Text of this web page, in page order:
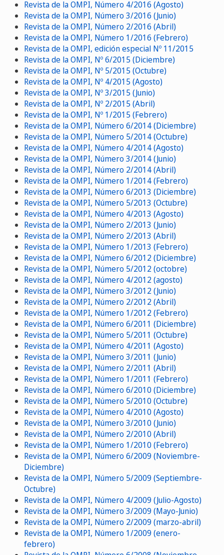
Revista de la OMPI, Número 4/2016 (Agosto)
Revista de la OMPI, Número 3/2016 (Junio)
Revista de la OMPI, Número 2/2016 (Abril)
Revista de la OMPI, Número 1/2016 (Febrero)
Revista de la OMPI, edición especial Nº 11/2015
Revista de la OMPI, Nº 6/2015 (Diciembre)
Revista de la OMPI, Nº 5/2015 (Octubre)
Revista de la OMPI, Nº 4/2015 (Agosto)
Revista de la OMPI, Nº 3/2015 (Junio)
Revista de la OMPI, Nº 2/2015 (Abril)
Revista de la OMPI, Nº 1/2015 (Febrero)
Revista de la OMPI, Número 6/2014 (Diciembre)
Revista de la OMPI, Número 5/2014 (Octubre)
Revista de la OMPI, Número 4/2014 (Agosto)
Revista de la OMPI, Número 3/2014 (Junio)
Revista de la OMPI, Número 2/2014 (Abril)
Revista de la OMPI, Número 1/2014 (Febrero)
Revista de la OMPI, Número 6/2013 (Diciembre)
Revista de la OMPI, Número 5/2013 (Octubre)
Revista de la OMPI, Número 4/2013 (Agosto)
Revista de la OMPI, Número 2/2013 (Junio)
Revista de la OMPI, Número 2/2013 (Abril)
Revista de la OMPI, Número 1/2013 (Febrero)
Revista de la OMPI, Número 6/2012 (Diciembre)
Revista de la OMPI, Número 5/2012 (octobre)
Revista de la OMPI, Número 4/2012 (agosto)
Revista de la OMPI, Número 3/2012 (Junio)
Revista de la OMPI, Número 2/2012 (Abril)
Revista de la OMPI, Número 1/2012 (Febrero)
Revista de la OMPI, Número 6/2011 (Diciembre)
Revista de la OMPI, Número 5/2011 (Octubre)
Revista de la OMPI, Número 4/2011 (Agosto)
Revista de la OMPI, Número 3/2011 (Junio)
Revista de la OMPI, Número 2/2011 (Abril)
Revista de la OMPI, Número 1/2011 (Febrero)
Revista de la OMPI, Número 6/2010 (Diciembre)
Revista de la OMPI, Número 5/2010 (Octubre)
Revista de la OMPI, Número 4/2010 (Agosto)
Revista de la OMPI, Número 3/2010 (Junio)
Revista de la OMPI, Número 2/2010 (Abril)
Revista de la OMPI, Número 1/2010 (Febrero)
Revista de la OMPI, Número 6/2009 (Noviembre-
Diciembre)
Revista de la OMPI, Número 5/2009 (Septiembre-
Octubre)
Revista de la OMPI, Número 4/2009 (Julio-Agosto)
Revista de la OMPI, Número 3/2009 (Mayo-Junio)
Revista de la OMPI, Número 2/2009 (marzo-abril)
Revista de la OMPI, Número 1/2009 (enero-
febrero)